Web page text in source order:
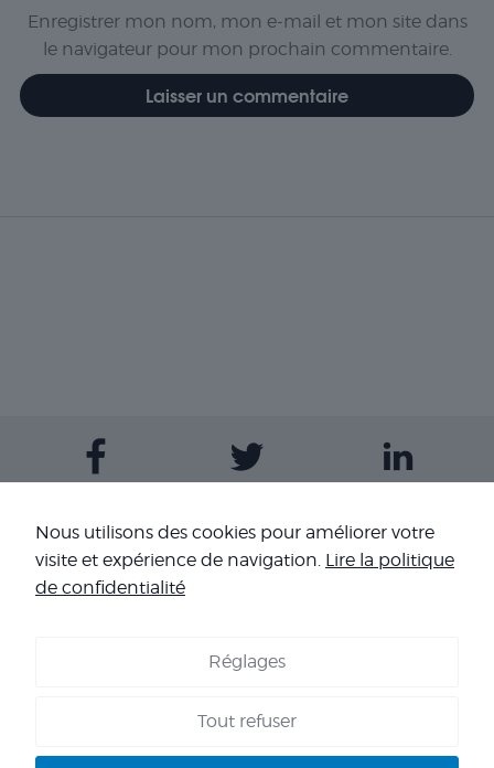
Enregistrer mon nom, mon e-mail et mon site dans
le navigateur pour mon prochain commentaire.
Contactez-nous
Copyright 2026 - Corpo’Events Agence événementielle
SIRET : 484 434 477 00036 - TVA : FR70 484 434 477 - RC :
Nous utilisons des cookies pour améliorer votre
visite et expérience de navigation. Lire la politique
de confidentialité
Réglages
Tout refuser